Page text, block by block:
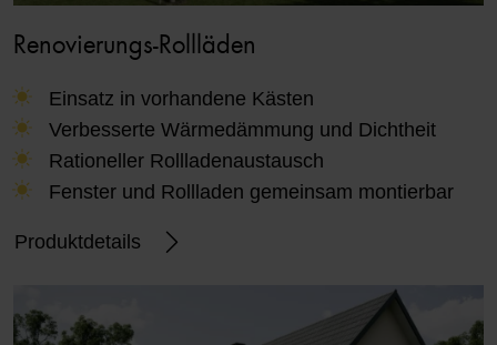
Renovierungs-Rollläden
Einsatz in vorhandene Kästen
Verbesserte Wärmedämmung und Dichtheit
Rationeller Rollladenaustausch
Fenster und Rollladen gemeinsam montierbar
Produktdetails